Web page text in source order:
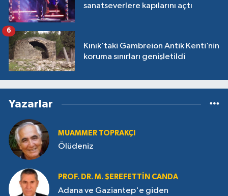
sanatseverlere kapılarını açtı
Kınık’taki Gambreion Antik Kenti’nin
koruma sınırları genişletildi
6
Yazarlar
MUAMMER TOPRAKÇI
Ölüdeniz
PROF. DR. M. ŞEREFETTIN CANDA
Adana ve Gaziantep'e giden